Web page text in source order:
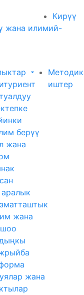
Кирүү
жана илимий-
берүү
жана
жана
жана
иштер